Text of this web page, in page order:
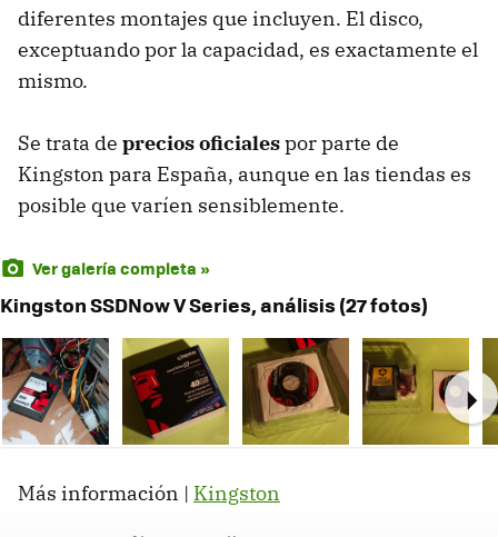
diferentes montajes que incluyen. El disco,
exceptuando por la capacidad, es exactamente el
mismo.
Se trata de precios oficialespor parte de
Kingston para España, aunque en las tiendas es
posible que varíen sensiblemente.
Ver galería completa »
Kingston SSDNow V Series, análisis (27 fotos)
Más información | Kingston